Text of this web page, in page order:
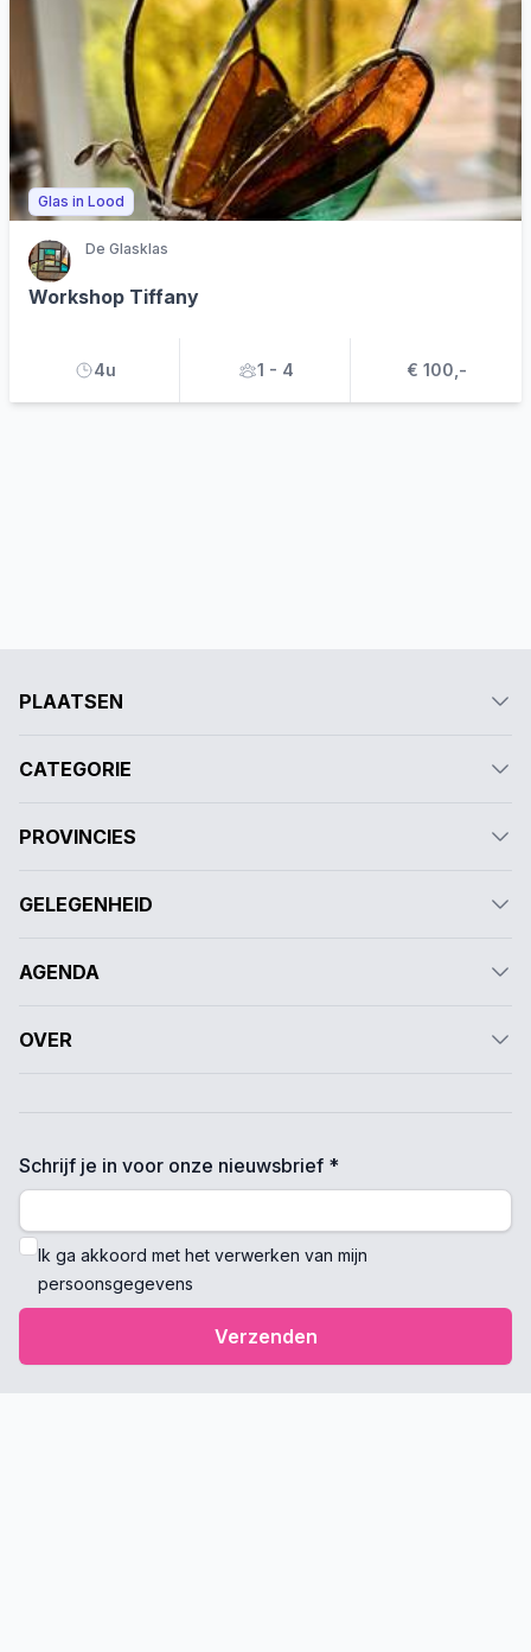
Glas in Lood
De Glasklas
Workshop Tiffany
4u 1 - 4 € 100,-
PLAATSEN
CATEGORIE
PROVINCIES
GELEGENHEID
AGENDA
OVER
Schrijf je in voor onze nieuwsbrief *
Ik ga akkoord met het verwerken van mijn
persoonsgegevens
Verzenden